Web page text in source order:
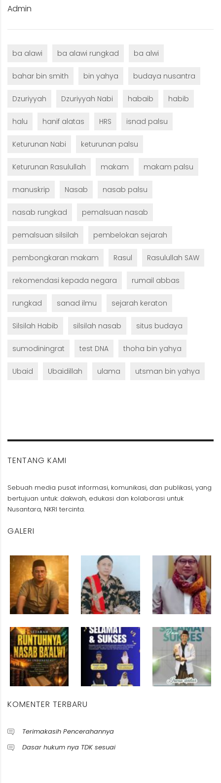
Admin
ba alawi ba alawi rungkad ba alwi
bahar bin smith bin yahya budaya nusantra
Dzuriyyah Dzuriyyah Nabi habaib habib
halu hanif alatas HRS isnad palsu
Keturunan Nabi keturunan palsu
Keturunan Rasulullah makam makam palsu
manuskrip Nasab nasab palsu
nasab rungkad pemalsuan nasab
pemalsuan silsilah pembelokan sejarah
pembongkaran makam Rasul Rasulullah SAW
rekomendasi kepada negara rumail abbas
rungkad sanad ilmu sejarah keraton
Silsilah Habib silsilah nasab situs budaya
sumodiningrat test DNA thoha bin yahya
Ubaid Ubaidillah ulama utsman bin yahya
TENTANG KAMI
Sebuah media pusat informasi, komunikasi, dan publikasi, yang
bertujuan untuk: dakwah, edukasi dan kolaborasi untuk
Nusantara, NKRI tercinta.
GALERI
KOMENTER TERBARU
Terimakasih Pencerahannya
Dasar hukum nya TDK sesuai